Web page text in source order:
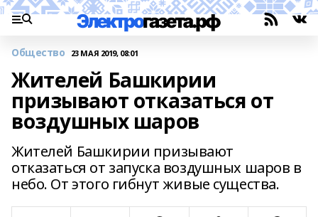
Общество 23 МАЯ 2019, 08:01
Жителей Башкирии
призывают отказаться от
воздушных шаров
Жителей Башкирии призывают
отказаться от запуска воздушных шаров в
небо. От этого гибнут живые существа.